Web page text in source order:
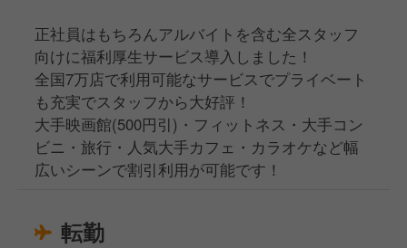
正社員はもちろんアルバイトを含む全スタッフ
向けに福利厚生サービス導入しました！
全国7万店で利用可能なサービスでプライベート
も充実でスタッフから大好評！
大手映画館(500円引)・フィットネス・大手コン
ビニ・旅行・人気大手カフェ・カラオケなど幅
広いシーンで割引利用が可能です！
転勤